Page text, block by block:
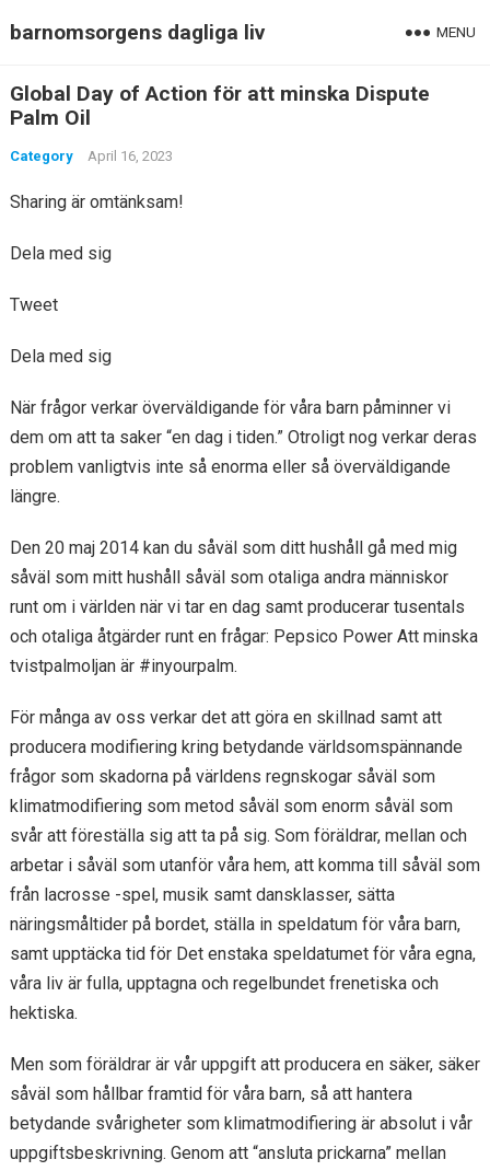
barnomsorgens dagliga liv MENU
Global Day of Action för att minska Dispute
Palm Oil
Category April 16, 2023
Sharing är omtänksam!
Dela med sig
Tweet
Dela med sig
När frågor verkar överväldigande för våra barn påminner vi
dem om att ta saker “en dag i tiden.” Otroligt nog verkar deras
problem vanligtvis inte så enorma eller så överväldigande
längre.
Den 20 maj 2014 kan du såväl som ditt hushåll gå med mig
såväl som mitt hushåll såväl som otaliga andra människor
runt om i världen när vi tar en dag samt producerar tusentals
och otaliga åtgärder runt en frågar: Pepsico Power Att minska
tvistpalmoljan är #inyourpalm.
För många av oss verkar det att göra en skillnad samt att
producera modifiering kring betydande världsomspännande
frågor som skadorna på världens regnskogar såväl som
klimatmodifiering som metod såväl som enorm såväl som
svår att föreställa sig att ta på sig. Som föräldrar, mellan och
arbetar i såväl som utanför våra hem, att komma till såväl som
från lacrosse -spel, musik samt dansklasser, sätta
näringsmåltider på bordet, ställa in speldatum för våra barn,
samt upptäcka tid för Det enstaka speldatumet för våra egna,
våra liv är fulla, upptagna och regelbundet frenetiska och
hektiska.
Men som föräldrar är vår uppgift att producera en säker, säker
såväl som hållbar framtid för våra barn, så att hantera
betydande svårigheter som klimatmodifiering är absolut i vår
uppgiftsbeskrivning. Genom att “ansluta prickarna” mellan